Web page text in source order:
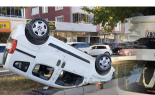
GÜNDEM
MAGAZİN
SAĞLIK
Son Dakika Haberleri
Haber Arşivi